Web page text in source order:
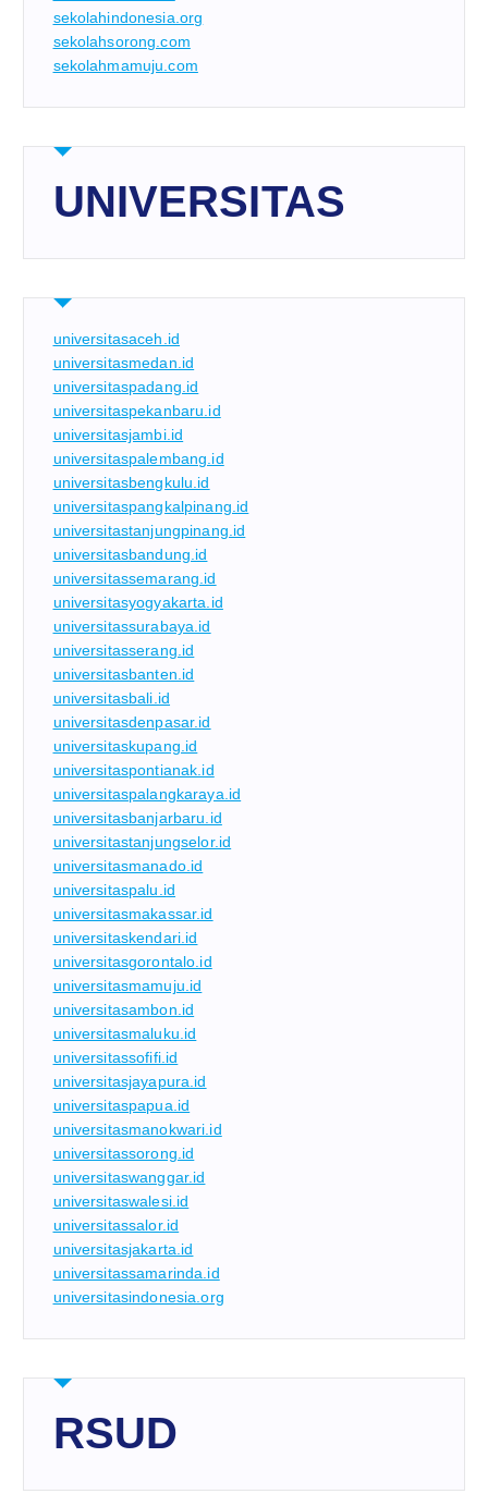
sekolahindonesia.org
sekolahsorong.com
sekolahmamuju.com
UNIVERSITAS
universitasaceh.id
universitasmedan.id
universitaspadang.id
universitaspekanbaru.id
universitasjambi.id
universitaspalembang.id
universitasbengkulu.id
universitaspangkalpinang.id
universitastanjungpinang.id
universitasbandung.id
universitassemarang.id
universitasyogyakarta.id
universitassurabaya.id
universitasserang.id
universitasbanten.id
universitasbali.id
universitasdenpasar.id
universitaskupang.id
universitaspontianak.id
universitaspalangkaraya.id
universitasbanjarbaru.id
universitastanjungselor.id
universitasmanado.id
universitaspalu.id
universitasmakassar.id
universitaskendari.id
universitasgorontalo.id
universitasmamuju.id
universitasambon.id
universitasmaluku.id
universitassofifi.id
universitasjayapura.id
universitaspapua.id
universitasmanokwari.id
universitassorong.id
universitaswanggar.id
universitaswalesi.id
universitassalor.id
universitasjakarta.id
universitassamarinda.id
universitasindonesia.org
RSUD